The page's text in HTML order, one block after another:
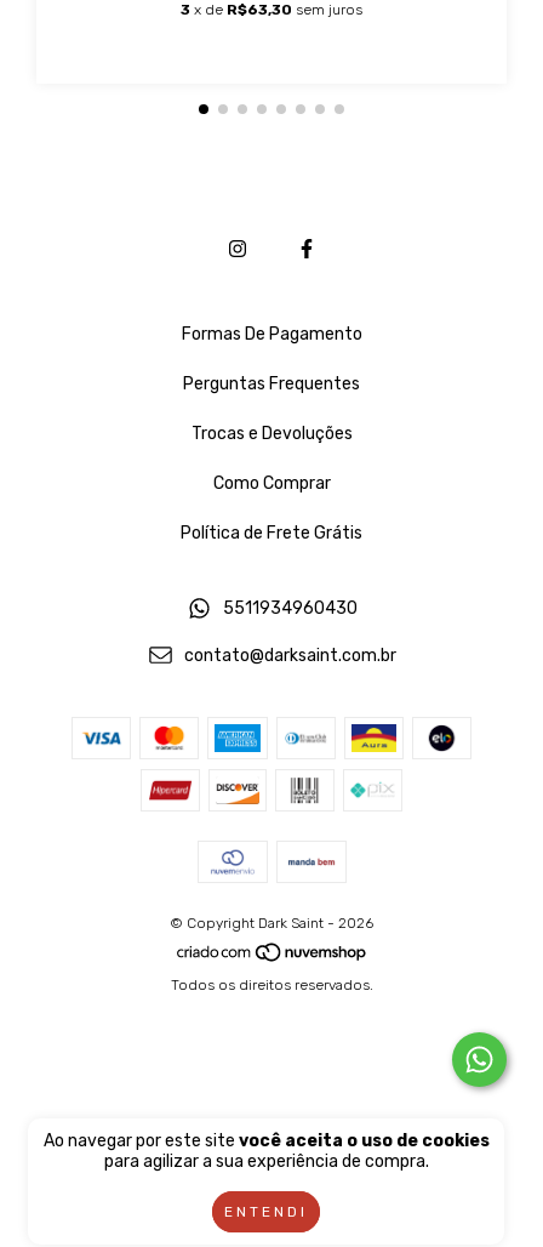
Ao navegar por este site você aceita o uso de cookies
para agilizar a sua experiência de compra.
ENTENDI
3 x de R$63,30 sem juros
Formas De Pagamento
Perguntas Frequentes
Trocas e Devoluções
Como Comprar
Política de Frete Grátis
5511934960430
contato@darksaint.com.br
© Copyright Dark Saint - 2026
Todos os direitos reservados.